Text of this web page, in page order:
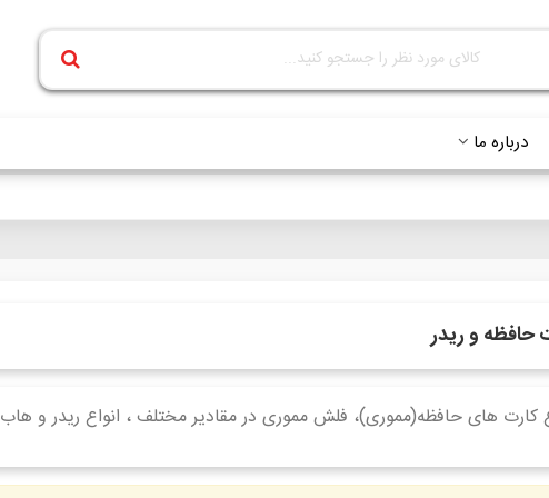
درباره ما
حافظه و ریدر
کارت های حافظه(مموری)، فلش مموری در مقادیر مختلف ، انواع ریدر و هاب